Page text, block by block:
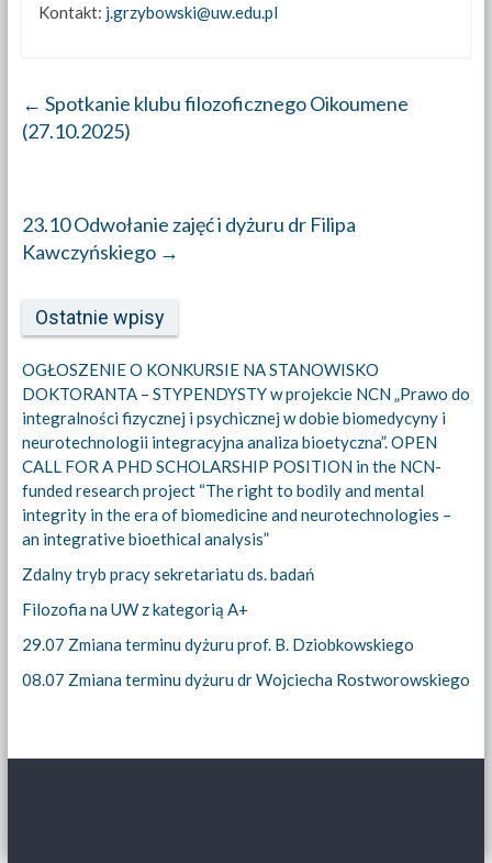
Kontakt: j.grzybowski@uw.edu.pl
← Spotkanie klubu filozoficznego Oikoumene
(27.10.2025)
23.10 Odwołanie zajęć i dyżuru dr Filipa
Kawczyńskiego →
Ostatnie wpisy
OGŁOSZENIE O KONKURSIE NA STANOWISKO
DOKTORANTA – STYPENDYSTY w projekcie NCN „Prawo do
integralności fizycznej i psychicznej w dobie biomedycyny i
neurotechnologii integracyjna analiza bioetyczna”. OPEN
CALL FOR A PHD SCHOLARSHIP POSITION in the NCN-
funded research project “The right to bodily and mental
integrity in the era of biomedicine and neurotechnologies –
an integrative bioethical analysis”
Zdalny tryb pracy sekretariatu ds. badań
Filozofia na UW z kategorią A+
29.07 Zmiana terminu dyżuru prof. B. Dziobkowskiego
08.07 Zmiana terminu dyżuru dr Wojciecha Rostworowskiego